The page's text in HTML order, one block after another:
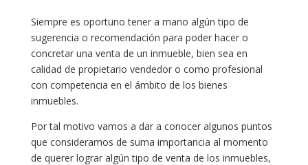
Siempre es oportuno tener a mano algún tipo de
sugerencia o recomendación para poder hacer o
concretar una venta de un inmueble, bien sea en
calidad de propietario vendedor o como profesional
con competencia en el ámbito de los bienes
inmuebles.
Por tal motivo vamos a dar a conocer algunos puntos
que consideramos de suma importancia al momento
de querer lograr algún tipo de venta de los inmuebles,